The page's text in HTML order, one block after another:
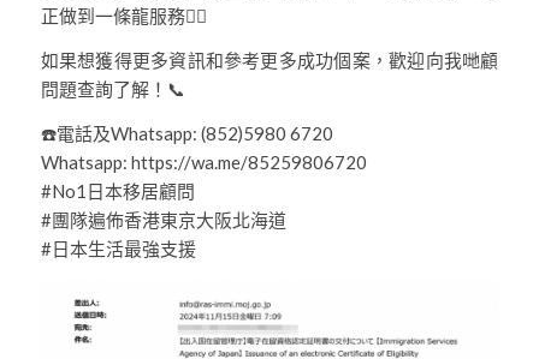
正做到一條龍服務👍🏻
如果想獲得更多資訊和參考更多成功個案，歡迎向我哋顧
問題查詢了解！📞
☎️電話及Whatsapp: (852)5980 6720
Whatsapp: https://wa.me/85259806720
#No1日本移居顧問
#團隊遍佈香港東京大阪北海道
#日本生活最強支援